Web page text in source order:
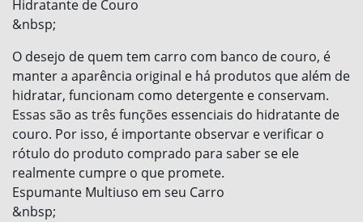
Hidratante de Couro
&nbsp;
O desejo de quem tem carro com banco de couro, é
manter a aparência original e há produtos que além de
hidratar, funcionam como detergente e conservam.
Essas são as três funções essenciais do hidratante de
couro. Por isso, é importante observar e verificar o
rótulo do produto comprado para saber se ele
realmente cumpre o que promete.
Espumante Multiuso em seu Carro
&nbsp;